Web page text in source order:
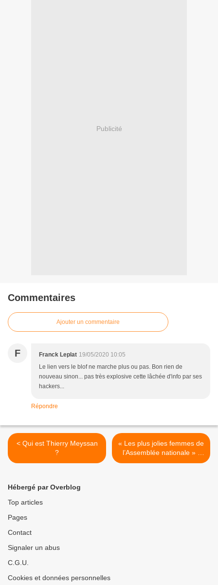
Publicité
Commentaires
Ajouter un commentaire
F Franck Leplat 19/05/2020 10:05
Le lien vers le blof ne marche plus ou pas. Bon rien de
nouveau sinon... pas très explosive cette lâchée d'info par ses
hackers...
Répondre
< Qui est Thierry Meyssan
?
« Les plus jolies femmes de
l’Assemblée nationale » :
Direct Matin accusé de
Hébergé par Overblog
Top articles
Pages
Contact
Signaler un abus
C.G.U.
Cookies et données personnelles